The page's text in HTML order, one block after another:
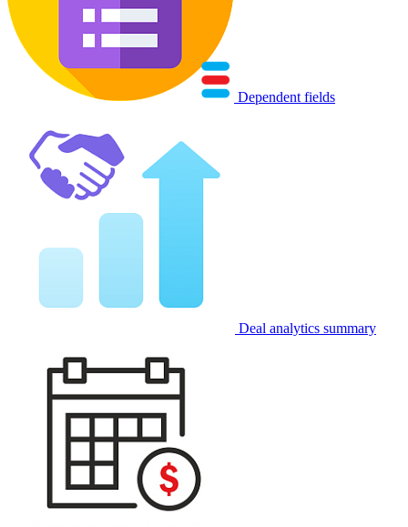
Dependent fields
Deal analytics summary